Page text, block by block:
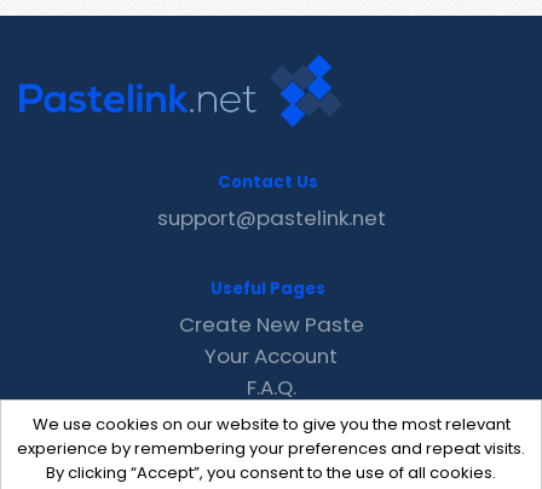
We use cookies on our website to give you the most relevant
experience by remembering your preferences and repeat visits.
By clicking “Accept”, you consent to the use of all cookies.
Contact Us
support@pastelink.net
Useful Pages
Create New Paste
Your Account
F.A.Q.
Recent
Contact